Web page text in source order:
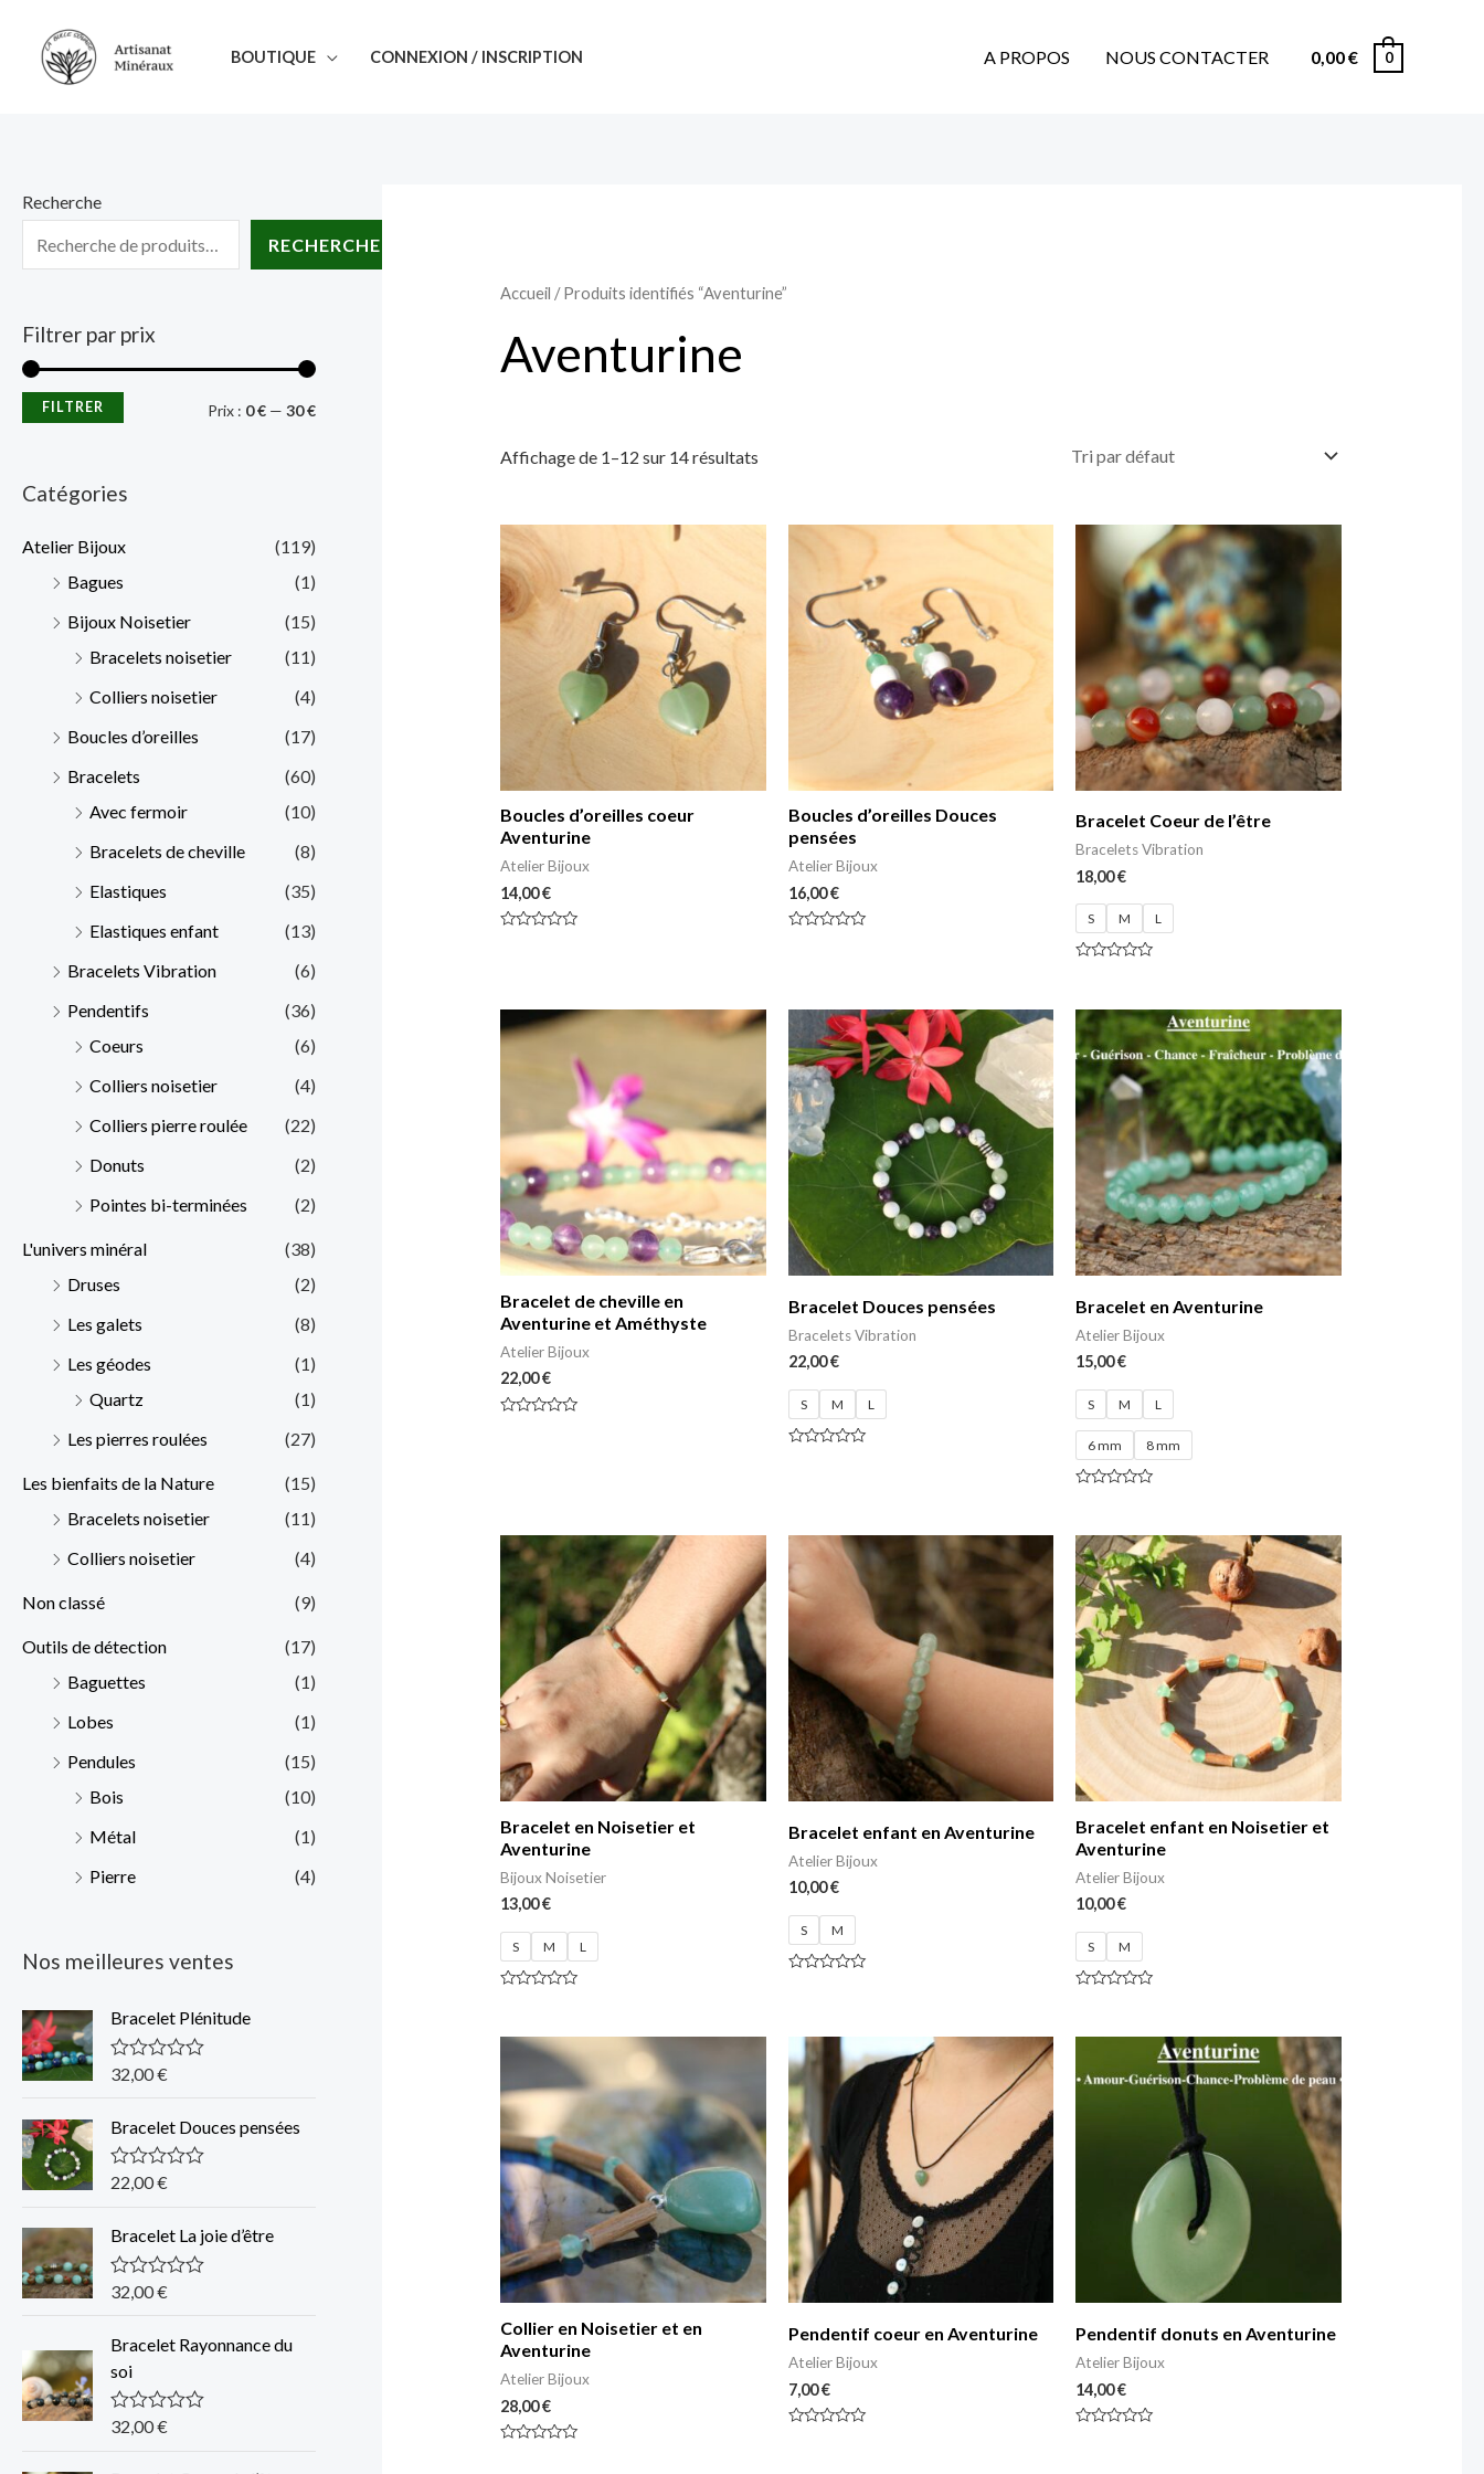
contenu
BOUTIQUE CONNEXION / INSCRIPTION A PROPOS NOUS CONTACTER 0,00€ 0
Recherche
RECHERCHE
Filtrer par prix
PP
FILTRER Prix : 0 € — 30 €
Catégories
Atelier Bijoux
(119)
Bagues
(1)
Bijoux Noisetier
(15)
Bracelets noisetier
(11)
Colliers noisetier
(4)
Boucles d’oreilles
(17)
Bracelets
(60)
Avec fermoir
(10)
Bracelets de cheville
(8)
Elastiques
(35)
Elastiques enfant
(13)
Bracelets Vibration
(6)
Pendentifs
(36)
Coeurs
(6)
Colliers noisetier
(4)
Colliers pierre roulée
(22)
Donuts
(2)
Pointes bi-terminées
(2)
L'univers minéral
(38)
Druses
(2)
Les galets
(8)
Les géodes
(1)
Quartz
(1)
Les pierres roulées
(27)
Les bienfaits de la Nature
(15)
Bracelets noisetier
(11)
Colliers noisetier
(4)
Non classé (9)
Outils de détection
(17)
Baguettes
(1)
Lobes
(1)
Pendules
(15)
Bois
(10)
Métal
(1)
Pierre
(4)
Nos meilleures ventes
Bracelet Plénitude
N
e
0
s
u
32,00€
Bracelet Douces pensées
N
e
s
u
22,00€
Bracelet La joie d’être
N
e
s
u
r
5
32,00€
Bracelet Rayonnance du
soi
N
32,00€
Accueil / Produits identifiés “Aventurine”
Aventurine
Affichage de 1–12 sur 14 résultats
Boucles d’oreilles coeur
Aventurine
Atelier Bijoux
14,00€
Boucles d’oreilles Douces
pensées
Atelier Bijoux
16,00€
Bracelet Coeur de l’être
Bracelets Vibration
18,00€
S M L
5
Bracelet de cheville en
Aventurine et Améthyste
Atelier Bijoux
22,00€
Bracelet Douces pensées
Bracelets Vibration
22,00€
S M L
Bracelet en Aventurine
Atelier Bijoux
15,00€
S M L
6 mm 8 mm
5
Bracelet en Noisetier et
Aventurine
Bijoux Noisetier
13,00€
S M L
Bracelet enfant en Aventurine
Atelier Bijoux
10,00€
S M
Bracelet enfant en Noisetier et
Aventurine
Atelier Bijoux
10,00€
S M
Collier en Noisetier et en
Aventurine
Atelier Bijoux
28,00€
Pendentif coeur en Aventurine
Atelier Bijoux
7,00€
Pendentif donuts en Aventurine
Atelier Bijoux
14,00€